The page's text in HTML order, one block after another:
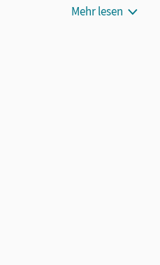
Themas
Mehr lesen